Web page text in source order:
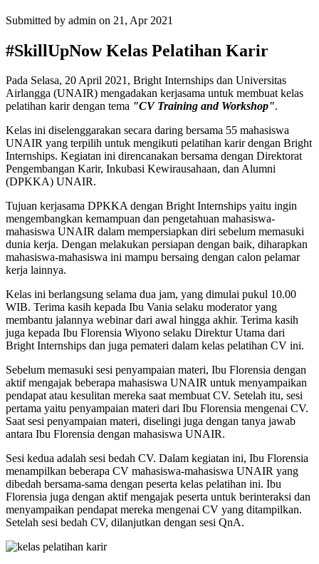
Submitted by admin on 21, Apr 2021
#SkillUpNow Kelas Pelatihan Karir
Pada Selasa, 20 April 2021, Bright Internships dan Universitas
Airlangga (UNAIR) mengadakan kerjasama untuk membuat kelas
pelatihan karir dengan tema "CV Training and Workshop".
Kelas ini diselenggarakan secara daring bersama 55 mahasiswa
UNAIR yang terpilih untuk mengikuti pelatihan karir dengan Bright
Internships. Kegiatan ini direncanakan bersama dengan Direktorat
Pengembangan Karir, Inkubasi Kewirausahaan, dan Alumni
(DPKKA) UNAIR.
Tujuan kerjasama DPKKA dengan Bright Internships yaitu ingin
mengembangkan kemampuan dan pengetahuan mahasiswa-
mahasiswa UNAIR dalam mempersiapkan diri sebelum memasuki
dunia kerja. Dengan melakukan persiapan dengan baik, diharapkan
mahasiswa-mahasiswa ini mampu bersaing dengan calon pelamar
kerja lainnya.
Kelas ini berlangsung selama dua jam, yang dimulai pukul 10.00
WIB. Terima kasih kepada Ibu Vania selaku moderator yang
membantu jalannya webinar dari awal hingga akhir. Terima kasih
juga kepada Ibu Florensia Wiyono selaku Direktur Utama dari
Bright Internships dan juga pemateri dalam kelas pelatihan CV ini.
Sebelum memasuki sesi penyampaian materi, Ibu Florensia dengan
aktif mengajak beberapa mahasiswa UNAIR untuk menyampaikan
pendapat atau kesulitan mereka saat membuat CV. Setelah itu, sesi
pertama yaitu penyampaian materi dari Ibu Florensia mengenai CV.
Saat sesi penyampaian materi, diselingi juga dengan tanya jawab
antara Ibu Florensia dengan mahasiswa UNAIR.
Sesi kedua adalah sesi bedah CV. Dalam kegiatan ini, Ibu Florensia
menampilkan beberapa CV mahasiswa-mahasiswa UNAIR yang
dibedah bersama-sama dengan peserta kelas pelatihan ini. Ibu
Florensia juga dengan aktif mengajak peserta untuk berinteraksi dan
menyampaikan pendapat mereka mengenai CV yang ditampilkan.
Setelah sesi bedah CV, dilanjutkan dengan sesi QnA.